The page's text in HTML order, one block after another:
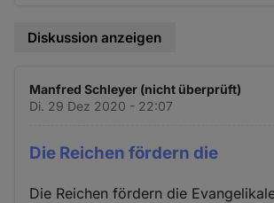
Diskussion anzeigen
Manfred Schleyer (nicht überprüft)
Di. 29 Dez 2020 - 22:07
Die Reichen fördern die
Die Reichen fördern die